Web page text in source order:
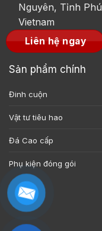
Nguyên, Tỉnh
Vietnam
Liên hệ ngay
Sản phẩm chính
Đinh cuộn
Vật tư tiêu hao
Đá Cao cấp
Phụ kiện đóng gói